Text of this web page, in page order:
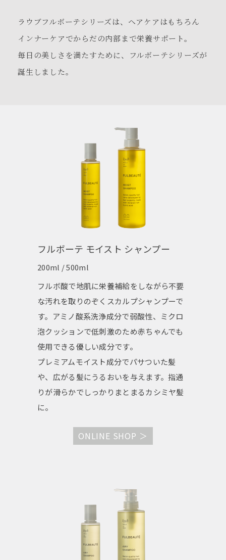
ラウブフルボーテシリーズは、ヘアケアはもちろん
インナーケアでからだの内部まで栄養サポート。
毎日の美しさを満たすために、フルボーテシリーズが
誕生しました。
フルボーテ モイスト シャンプー
200ml / 500ml
フルボ酸で地肌に栄養補給をしながら不要
な汚れを取りのぞくスカルプシャンプーで
す。アミノ酸系洗浄成分で弱酸性、ミクロ
泡クッションで低刺激のため赤ちゃんでも
使用できる優しい成分です。
プレミアムモイスト成分でパサついた髪
や、広がる髪にうるおいを与えます。指通
りが滑らかでしっかりまとまるカシミヤ髪
に。
ONLINE SHOP ＞